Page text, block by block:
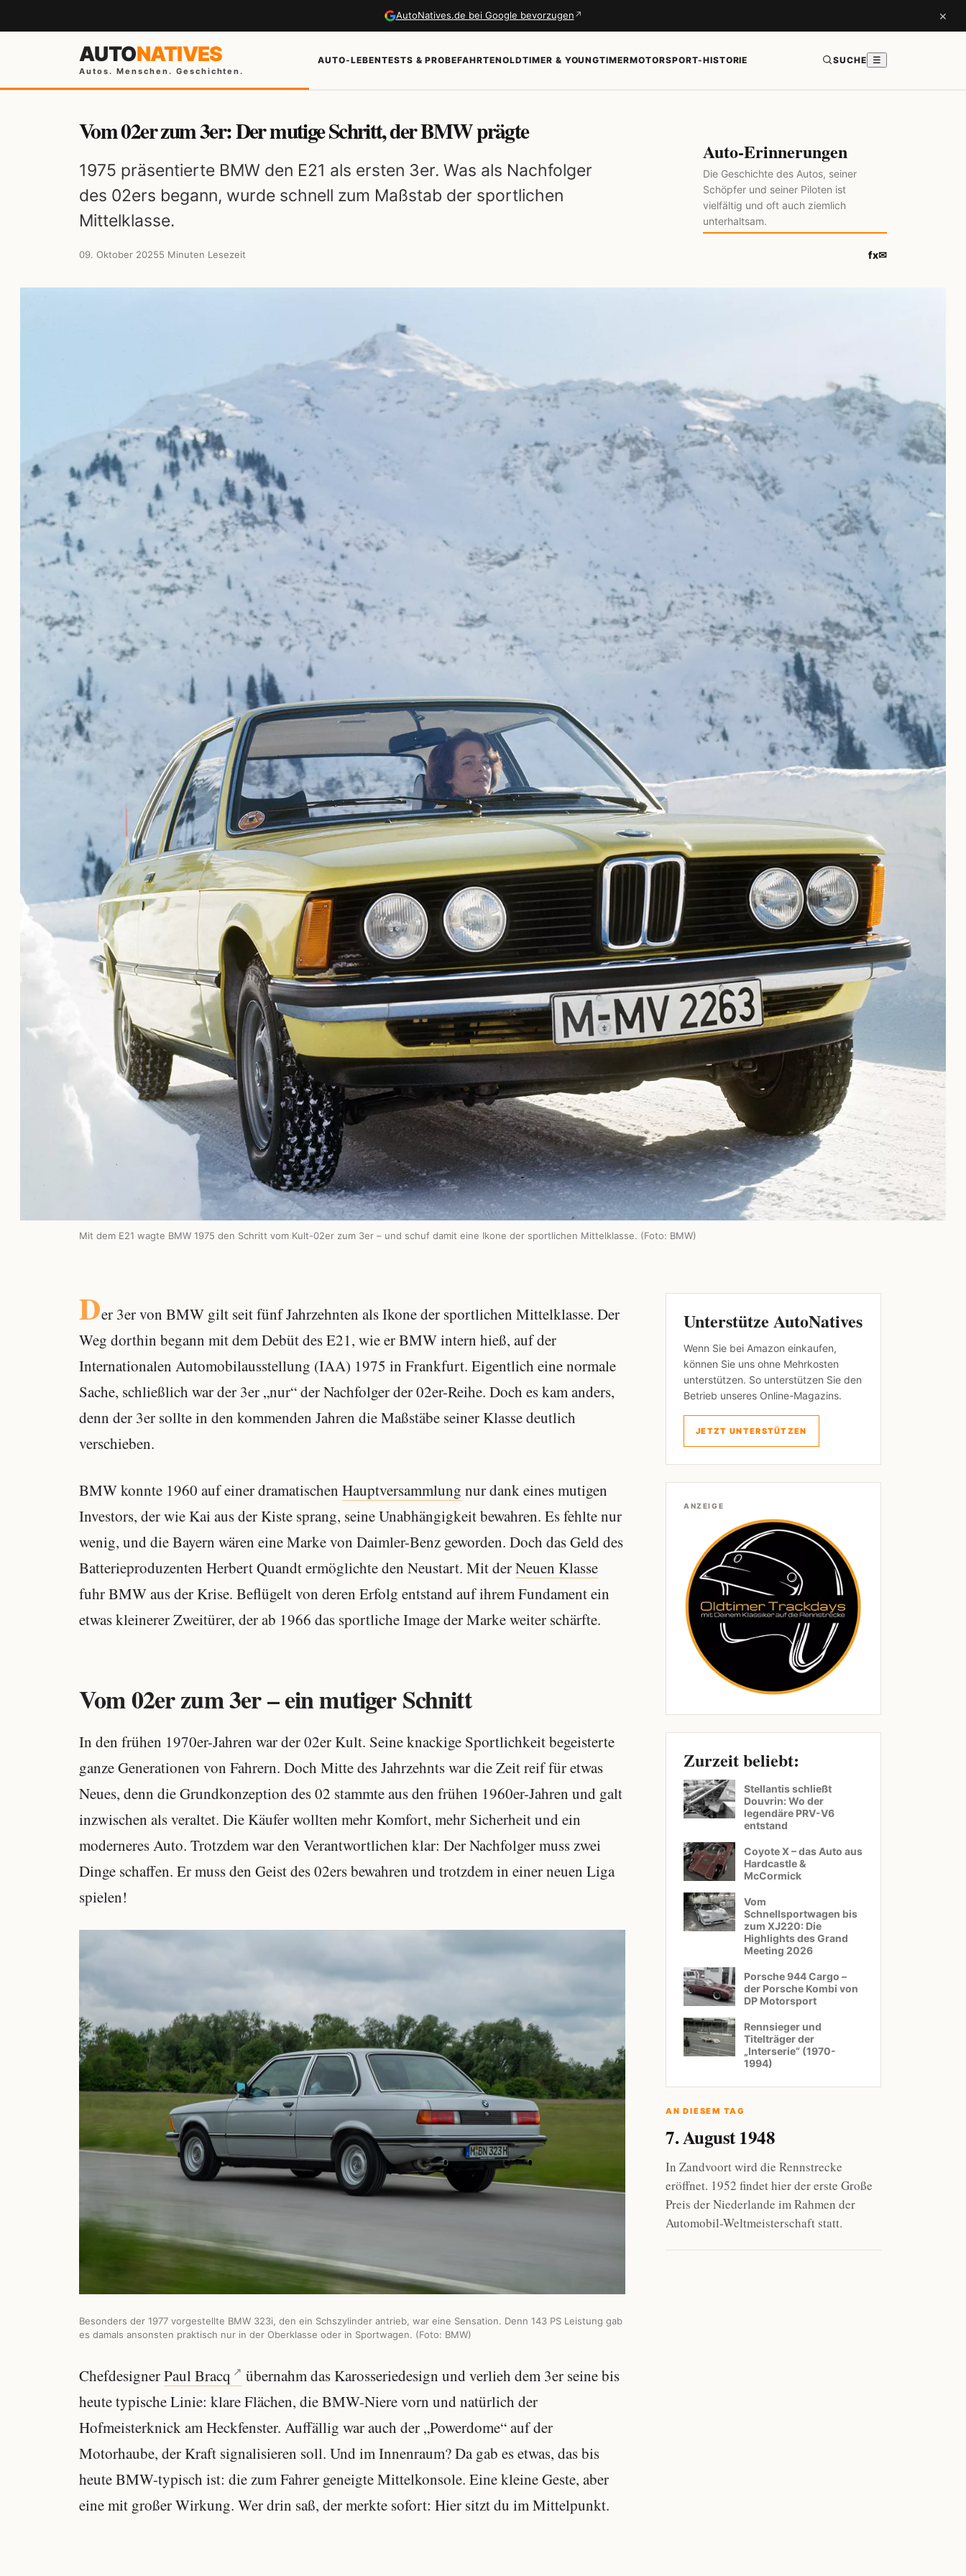
AutoNatives.de bei Google bevorzugen ↗ ×
AUTONATIVES
Autos. Menschen. Geschichten.
AUTO-LEBENTESTS & PROBEFAHRTENOLDTIMER & YOUNGTIMERMOTORSPORT-HISTORIE SUCHE ☰
Vom 02er zum 3er: Der mutige Schritt, der BMW prägte
1975 präsentierte BMW den E21 als ersten 3er. Was als Nachfolger
des 02ers begann, wurde schnell zum Maßstab der sportlichen
Mittelklasse.
Auto-Erinnerungen
Die Geschichte des Autos, seiner
Schöpfer und seiner Piloten ist
vielfältig und oft auch ziemlich
unterhaltsam.
09. Oktober 20255 Minuten Lesezeit fx✉
Mit dem E21 wagte BMW 1975 den Schritt vom Kult-02er zum 3er – und schuf damit eine Ikone der sportlichen Mittelklasse. (Foto: BMW)
Der 3er von BMW gilt seit fünf Jahrzehnten als Ikone der sportlichen Mittelklasse. Der
Weg dorthin begann mit dem Debüt des E21, wie er BMW intern hieß, auf der
Internationalen Automobilausstellung (IAA) 1975 in Frankfurt. Eigentlich eine normale
Sache, schließlich war der 3er „nur“ der Nachfolger der 02er-Reihe. Doch es kam anders,
denn der 3er sollte in den kommenden Jahren die Maßstäbe seiner Klasse deutlich
verschieben.
BMW konnte 1960 auf einer dramatischen Hauptversammlung nur dank eines mutigen
Investors, der wie Kai aus der Kiste sprang, seine Unabhängigkeit bewahren. Es fehlte nur
wenig, und die Bayern wären eine Marke von Daimler-Benz geworden. Doch das Geld des
Batterieproduzenten Herbert Quandt ermöglichte den Neustart. Mit derNeuen Klasse
fuhr BMW aus der Krise. Beflügelt von deren Erfolg entstand auf ihrem Fundament ein
etwas kleinerer Zweitürer, der ab 1966 das sportliche Image der Marke weiter schärfte.
Vom 02er zum 3er – ein mutiger Schnitt
In den frühen 1970er-Jahren war der 02er Kult. Seine knackige Sportlichkeit begeisterte
ganze Generationen von Fahrern. Doch Mitte des Jahrzehnts war die Zeit reif für etwas
Neues, denn die Grundkonzeption des 02 stammte aus den frühen 1960er-Jahren und galt
inzwischen als veraltet. Die Käufer wollten mehr Komfort, mehr Sicherheit und ein
moderneres Auto. Trotzdem war den Verantwortlichen klar: Der Nachfolger muss zwei
Dinge schaffen. Er muss den Geist des 02ers bewahren und trotzdem in einer neuen Liga
spielen!
Besonders der 1977 vorgestellte BMW 323i, den ein Schszylinder antrieb, war eine Sensation. Denn 143 PS Leistung gab
es damals ansonsten praktisch nur in der Oberklasse oder in Sportwagen. (Foto: BMW)
ChefdesignerPaul Bracq
übernahm das Karosseriedesign und verlieh dem 3er seine bis
heute typische Linie: klare Flächen, die BMW-Niere vorn und natürlich der
Hofmeisterknick am Heckfenster. Auffällig war auch der „Powerdome“ auf der
Motorhaube, der Kraft signalisieren soll. Und im Innenraum? Da gab es etwas, das bis
heute BMW-typisch ist: die zum Fahrer geneigte Mittelkonsole. Eine kleine Geste, aber
eine mit großer Wirkung. Wer drin saß, der merkte sofort: Hier sitzt du im Mittelpunkt.
Unterstütze AutoNatives
Wenn Sie bei Amazon einkaufen,
können Sie uns ohne Mehrkosten
unterstützen. So unterstützen Sie den
Betrieb unseres Online-Magazins.
JETZT UNTERSTÜTZEN
ANZEIGE
Zurzeit beliebt:
Stellantis schließt
Douvrin: Wo der
legendäre PRV-V6
entstand
Coyote X – das Auto aus
Hardcastle &
McCormick
Vom
Schnellsportwagen bis
zum XJ220: Die
Highlights des Grand
Meeting 2026
Porsche 944 Cargo –
der Porsche Kombi von
DP Motorsport
Rennsieger und
Titelträger der
„Interserie“ (1970-
1994)
AN DIESEM TAG
7. August 1948
In Zandvoort wird die Rennstrecke
eröffnet. 1952 findet hier der erste Große
Preis der Niederlande im Rahmen der
Automobil-Weltmeisterschaft statt.